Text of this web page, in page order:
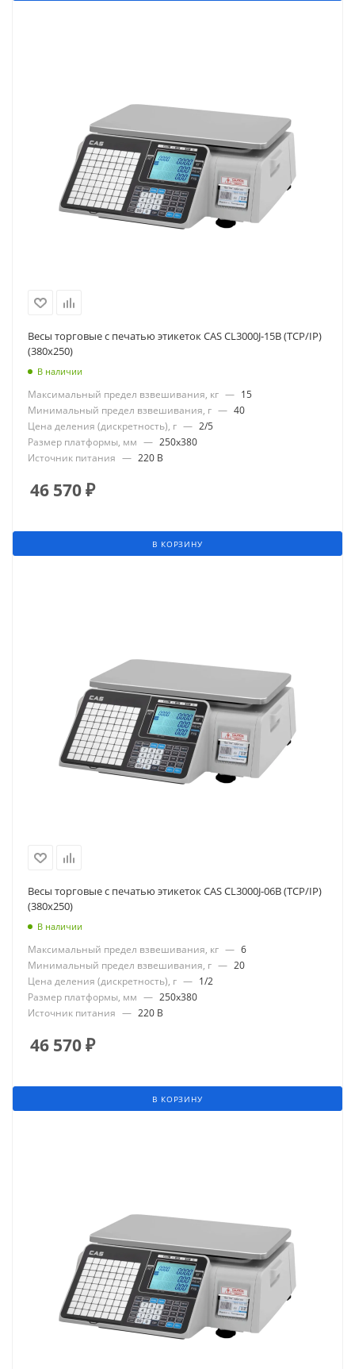
Весы торговые с печатью этикеток CAS CL3000J-15B (TCP/IP)
(380x250)
В наличии
Максимальный предел взвешивания, кг — 15
Минимальный предел взвешивания, г — 40
Цена деления (дискретность), г — 2/5
Размер платформы, мм — 250x380
Источник питания — 220 В
46 570₽
В КОРЗИНУ
Весы торговые с печатью этикеток CAS CL3000J-06B (TCP/IP)
(380x250)
В наличии
Максимальный предел взвешивания, кг — 6
Минимальный предел взвешивания, г — 20
Цена деления (дискретность), г — 1/2
Размер платформы, мм — 250x380
Источник питания — 220 В
46 570₽
В КОРЗИНУ